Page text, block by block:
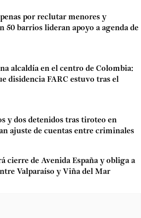
por reclutar menores y
50 barrios lideran apoyo a agenda de
alcaldía en el centro de Colombia:
disidencia FARC estuvo tras el
y dos detenidos tras tiroteo en
ajuste de cuentas entre criminales
cierre de Avenida España y obliga a
Valparaíso y Viña del Mar